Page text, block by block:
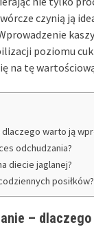
czynią ją
poziomu
na tę
dlaczego warto ją
odchudzania?
diecie jaglanej?
posiłków?
–